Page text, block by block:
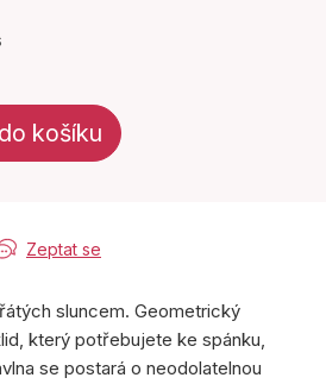
košíku
Zeptat se
sluncem. Geometrický
který potřebujete ke spánku,
se postará o neodolatelnou